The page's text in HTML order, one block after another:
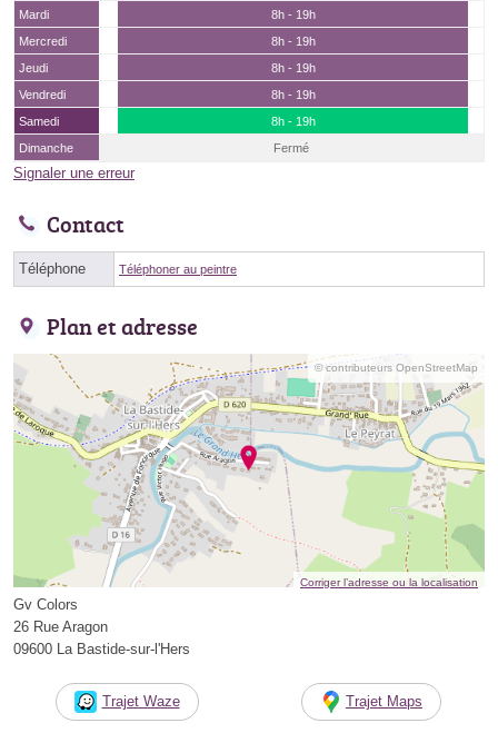
Mardi
8h - 19h
Mercredi
8h - 19h
Jeudi
8h - 19h
Vendredi
8h - 19h
Samedi
8h - 19h
Dimanche
Fermé
Signaler une erreur
Contact
Téléphone Téléphoner au peintre
Plan et adresse
© contributeurs OpenStreetMap
Corriger l’adresse ou la localisation
Gv Colors
26 Rue Aragon
09600 La Bastide-sur-l'Hers
Trajet Waze Trajet Maps